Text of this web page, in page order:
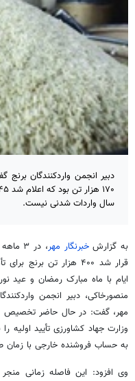
سال واردات شدنی نیست.
به گزارشخبرنگار مهر
، در
قرار شد ۴۰۰ هزار تن
ایام با ماه مبارک رمضان و عید
منصورخاکی، دبیر انجمن
مهر، گفت: در حال حاضر تخصیص
وزارت جهاد کشاورزی تأیید اولیه
به حساب فروشنده خارجی با زمان
وی افزود: این فاصله زمانی